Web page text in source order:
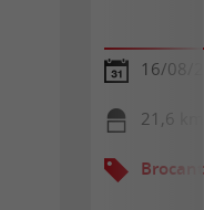
16/08/
21,6